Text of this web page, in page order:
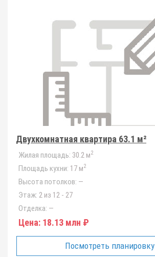
Двухкомнатная квартира 63.1 м²
Жилая площадь: 30.2 м2
Площадь кухни: 17 м2
Высота потолков: —
Этаж: 2 из 12 - 27
Отделка: —
Цена: 18.13 млн ₽
Посмотреть планировку